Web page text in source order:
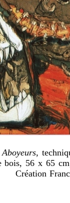
,
bois, 56 x 65
Création